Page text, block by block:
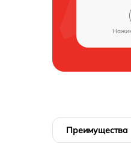
Преимущества